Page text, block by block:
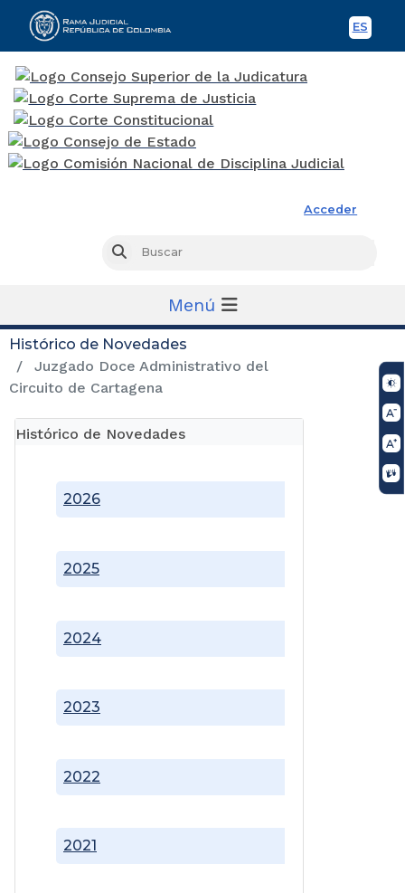
ES
Acceder
Buscar
Menú
Histórico de Novedades
Juzgado Doce Administrativo del
Circuito de Cartagena
Histórico de Novedades
2021
2022
2023
2024
2025
2026